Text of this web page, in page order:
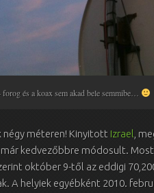
és a koax sem akad bele semmibe…
négy méteren! Kinyitott Izrael ,
, már kedvezőbbre módosult.
október 9-től az eddigi
A helyiek egyébként 2010.